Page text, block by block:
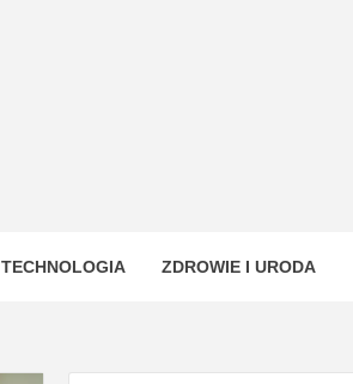
TECHNOLOGIA ZDROWIE I URODA